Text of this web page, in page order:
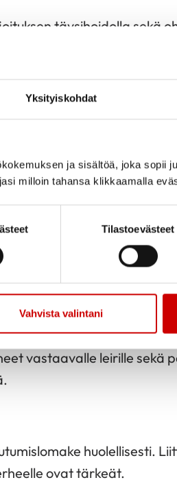
Yksityiskohdat
ja sisältöä, joka sopii
milloin tahansa klikkaamalla
Tilastoevästeet
Vahvista valintani
täysihoidolla sekä
jäsenperheille,
täyttänyt lapsi
sydänaikuinen
, sydänlapsilta
ja terveydellisin
toimesta. Valinnoissa
vastaavalle leirille sekä
huolellisesti.
ovat tärkeät.